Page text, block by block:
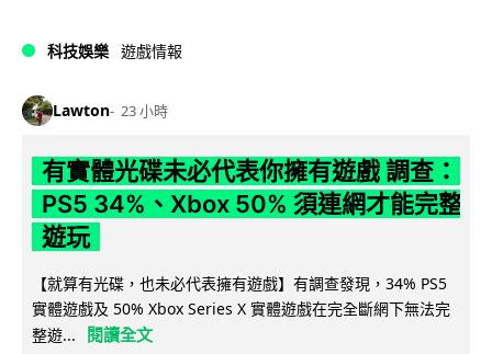
科技娛樂 遊戲情報
Lawton 23 小時
有實體光碟未必代表你擁有遊戲 調查：
PS5 34%、Xbox 50% 須連網才能完整
遊玩
【就算有光碟，也未必代表擁有遊戲】有調查發現，34% PS5
實體遊戲及 50% Xbox Series X 實體遊戲在完全斷網下無法完
整遊...
閱讀全文